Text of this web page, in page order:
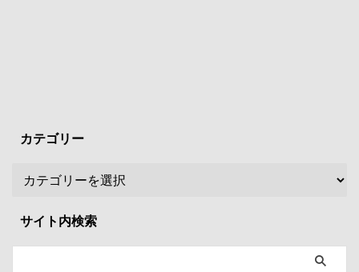
カテゴリー
サイト内検索